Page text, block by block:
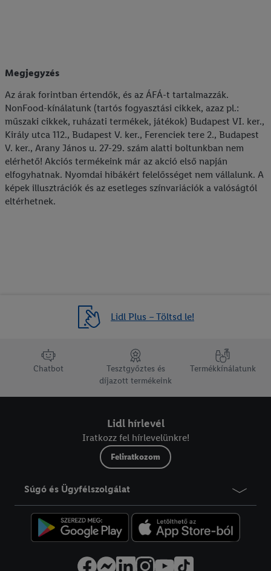
Megjegyzés
Az árak forintban értendők, és az ÁFÁ-t tartalmazzák.
NonFood-kínálatunk (tartós fogyasztási cikkek, azaz pl.:
műszaki cikkek, ruházati termékek, játékok) Budapest VI. ker.,
Király utca 112., Budapest V. ker., Ferenciek tere 2., Budapest
V. ker., Arany János u. 27-29. szám alatti boltunkban nem
elérhető! Akciós termékeink már az akció első napján
elfogyhatnak. Nyomdai hibákért felelősséget nem vállalunk. A
képek illusztrációk és az esetleges színvariációk a valóságtól
eltérhetnek.
Lidl Plus – Töltsd le!
lábléc navigáció
Chatbot
Tesztgyőztes és
díjazott termékeink
Termékkínálatunk
Lidl hírlevél
Iratkozz fel hírlevelünkre!
Feliratkozom
Súgó és Ügyfélszolgálat